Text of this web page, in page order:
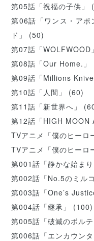
第05話「祝福の子供」
第06話「ワンス・アポ
ド」
(50)
第07話「WOLFWOOD」
第08話「Our Home.」
第09話「Millions
第10話「人間」
(60)
第11話「新世界へ」
第12話「HIGH MOON
TVアニメ「僕のヒーロ
TVアニメ「僕のヒーロ
第001話「静かな始まり
第002話「No.5のミルコ
第003話「One’s
第004話「継承」
(100)
第005話「破滅のボルテ
第006話「エンカウンタ